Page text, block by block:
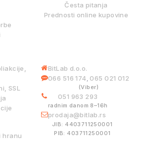
Česta pitanja
Prednosti online kupovine
SSL
hranu
BitLab d.o.o.
066 516 174, 065 021 012
(Viber)
051 963 293
radnim danom 8–16h
prodaja@bitlab.rs
JIB: 4403711250001
PIB: 403711250001